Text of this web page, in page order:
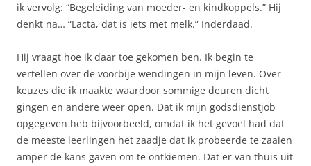
ik vervolg: “Begeleiding van moeder- en kindkoppels.” Hij
denkt na… “Lacta, dat is iets met melk.” Inderdaad.
Hij vraagt hoe ik daar toe gekomen ben. Ik begin te
vertellen over de voorbije wendingen in mijn leven. Over
keuzes die ik maakte waardoor sommige deuren dicht
gingen en andere weer open. Dat ik mijn godsdienstjob
opgegeven heb bijvoorbeeld, omdat ik het gevoel had dat
de meeste leerlingen het zaadje dat ik probeerde te zaaien
amper de kans gaven om te ontkiemen. Dat er van thuis uit